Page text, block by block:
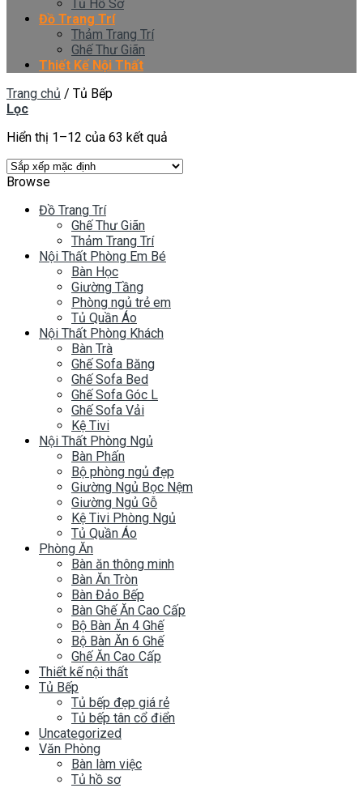
Tủ Hồ Sơ
Đồ Trang Trí
Thảm Trang Trí
Ghế Thư Giãn
Thiết Kế Nội Thất
Trang chủ / Tủ Bếp
Lọc
Hiển thị 1–12 của 63 kết quả
Browse
Đồ Trang Trí
Ghế Thư Giãn
Thảm Trang Trí
Nội Thất Phòng Em Bé
Bàn Học
Giường Tầng
Phòng ngủ trẻ em
Tủ Quần Áo
Nội Thất Phòng Khách
Bàn Trà
Ghế Sofa Băng
Ghế Sofa Bed
Ghế Sofa Góc L
Ghế Sofa Vải
Kệ Tivi
Nội Thất Phòng Ngủ
Bàn Phấn
Bộ phòng ngủ đẹp
Giường Ngủ Bọc Nệm
Giường Ngủ Gỗ
Kệ Tivi Phòng Ngủ
Tủ Quần Áo
Phòng Ăn
Bàn ăn thông minh
Bàn Ăn Tròn
Bàn Đảo Bếp
Bàn Ghế Ăn Cao Cấp
Bộ Bàn Ăn 4 Ghế
Bộ Bàn Ăn 6 Ghế
Ghế Ăn Cao Cấp
Thiết kế nội thất
Tủ Bếp
Tủ bếp đẹp giá rẻ
Tủ bếp tân cổ điển
Uncategorized
Văn Phòng
Bàn làm việc
Tủ hồ sơ